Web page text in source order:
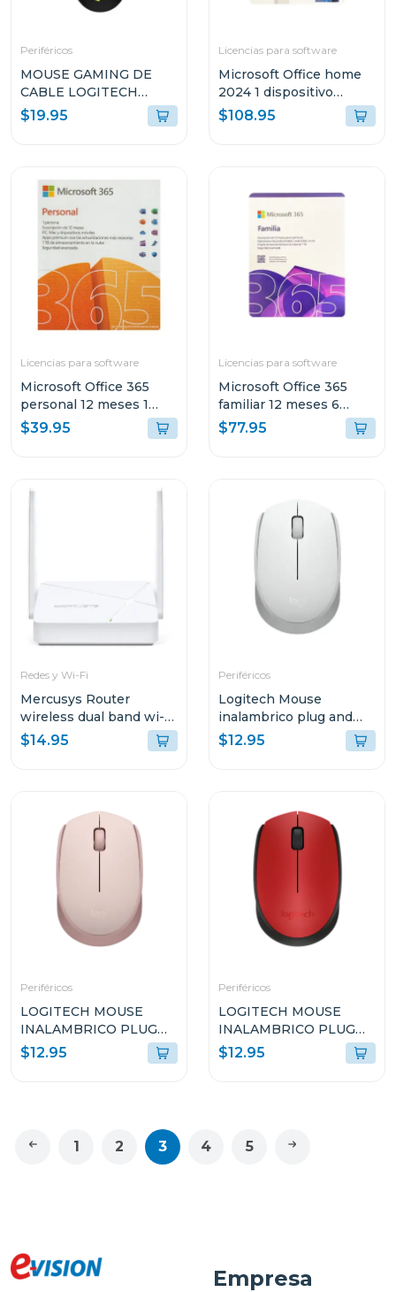
Periféricos
MOUSE GAMING DE
CABLE LOGITECH
LYGHTSYNC DE
8000DPI NEGRO G203
$19.95
Licencias para software
Microsoft Office home
2024 1 dispositivo
pc/mac permanente
$108.95
Licencias para software
Microsoft Office 365
personal 12 meses 1
dispositivo
$39.95
Licencias para software
Microsoft Office 365
familiar 12 meses 6
dispositivos
$77.95
Redes y Wi-Fi
Mercusys Router
wireless dual band wi-fi
ac750
$14.95
Periféricos
Logitech Mouse
inalambrico plug and
play white m170
$12.95
Periféricos
LOGITECH MOUSE
INALAMBRICO PLUG
AND PLAY ROSADO
M170
$12.95
Periféricos
LOGITECH MOUSE
INALAMBRICO PLUG
AND PLAY ROJO M170
$12.95
1 2 3 4 5
Empresa